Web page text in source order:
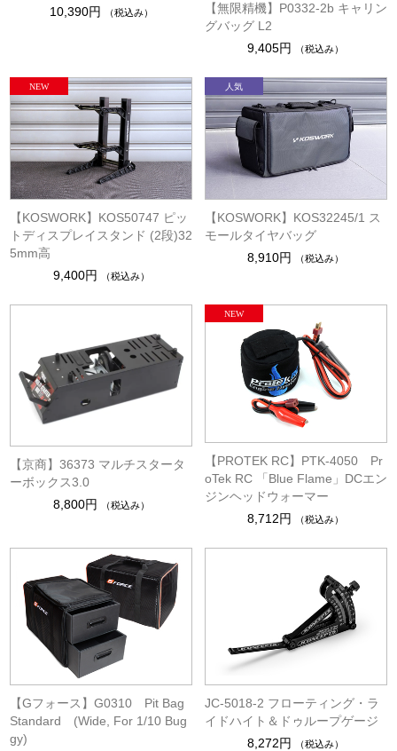
10,390円
（税込み）
【無限精機】P0332-2b キャリン
グバッグ L2
9,405円
（税込み）
【KOSWORK】KOS50747 ピッ
トディスプレイスタンド (2段)32
5mm高
9,400円
（税込み）
【KOSWORK】KOS32245/1 ス
モールタイヤバッグ
8,910円
（税込み）
【京商】36373 マルチスタータ
ーボックス3.0
8,800円
（税込み）
【PROTEK RC】PTK-4050 Pr
oTek RC 「Blue Flame」DCエン
ジンヘッドウォーマー
8,712円
（税込み）
【Gフォース】G0310 Pit Bag
Standard (Wide, For 1/10 Bug
gy)
JC-5018-2 フローティング・ラ
イドハイト＆ドゥループゲージ
8,272円
（税込み）